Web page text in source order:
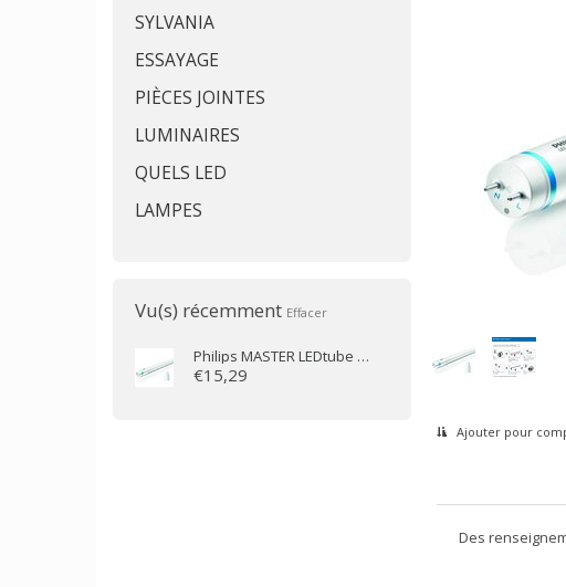
SYLVANIA
ESSAYAGE
PIÈCES JOINTES
LUMINAIRES
QUELS LED
LAMPES
Vu(s) récemment Effacer
Philips MASTER LEDtube 1500mm UO 21,7W 865 T8 ROT + démarreur
€15,29
Ajouter pour
Des